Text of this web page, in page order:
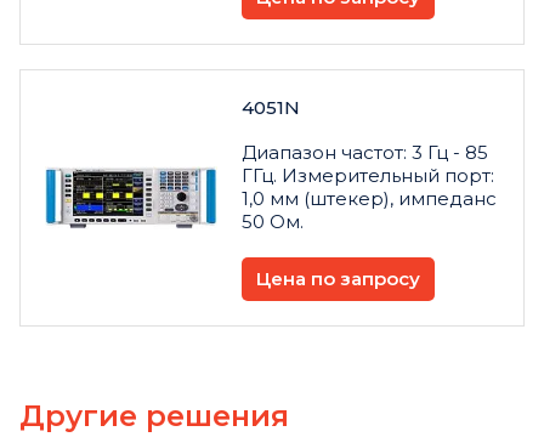
4051N
Диапазон частот: 3 Гц - 85
ГГц. Измерительный порт:
1,0 мм (штекер), импеданс
50 Ом.
Цена по запросу
Другие решения